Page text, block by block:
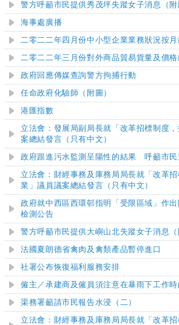
警方呼籲市民提供秀茂坪失蹤女子消息（附
海事處廣播
二零二二年四月份中小型企業業務狀況按
二零二二年三月份對外商品貿易貨量及價
政府回應傳媒查詢警方拘捕行動
任命政府化驗師（附圖）
港匯指數
立法會：發展局副局長就「改革招標制度
案總結發言（只有中文）
政府跟進污水監測呈陽性的結果 呼籲市民
立法會：財經事務及庫務局局長就「改革
業」議員議案總結發言（只有中文）
政府就中西區西環邨指明「受限區域」作
檢測公告
警方呼籲市民提供大嶼山北失蹤女子消息（
法國夏朗德省禽肉及禽類產品暫停進口
社署公布恢復福利服務安排
僱主／承建商及僱員須注意在暴雨下工作
渠務署籲請市民報告水浸 （ 二）
立法會：財經事務及庫務局局長就「改革